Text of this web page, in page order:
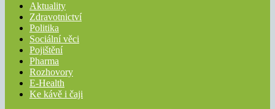
Aktuality
Zdravotnictví
Politika
Sociální věci
Pojištění
Pharma
Rozhovory
E-Health
Ke kávě i čaji